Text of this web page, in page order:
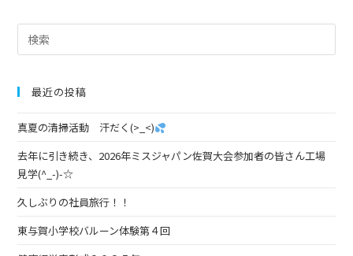
最近の投稿
真夏の清掃活動 汗だく(>_<)
去年に引き続き、2026年ミスジャパン佐賀大会参加者の皆さん工場
見学(^_-)-☆
久しぶりの社員旅行！！
東与賀小学校バルーン体験第４回